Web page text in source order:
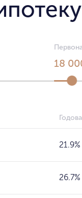
18
21.9%
26.7%